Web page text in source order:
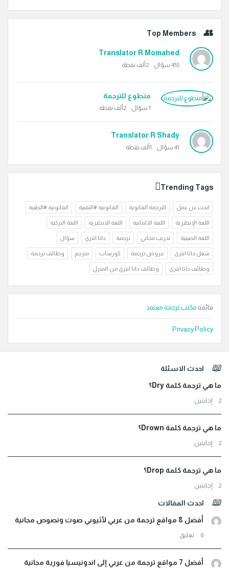
Top Members
Translator R Momahed
455 سؤال 2ألف نقطة
متطوع للترجمة
1 سؤال 2ألف نقطة
Translator R Shady
41 سؤال 1ألف نقطة
Trending Tags
ابحث عن عمل الترجمة القانوية القانونية #التقنية القانونية #الطبية
اللغة الإنجليزية اللغة الالمانية اللغة الانجليزية اللغة التركية
اللغة الصينية تدريب مجاني ترجمة داتا انتري سؤال
شغل داتا انتري عروض ترجمة كورسات مترجم وظائف ترجمة
وظائف داتا انتري وظائف داتا انتري من المنزل
قائمة مكتب ترجمة معتمد
Privacy Policy
الفوتراحدث الاسئلة
ما هي ترجمة كلمة Dry؟
‫2 إجابتين
ما هي ترجمة كلمة Drown؟
‫2 إجابتين
ما هي ترجمة كلمة Drop؟
‫2 إجابتين
احدث المقالات
أفضل 8 مواقع ترجمة من عربي لأثيوبي صوت ونصوص مجانية
‫0 تعليق
أفضل 7 مواقع ترجمة من عربي إلى اندونيسيا فورية مجانية